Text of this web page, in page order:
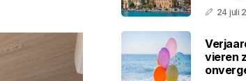
24 juli
vieren